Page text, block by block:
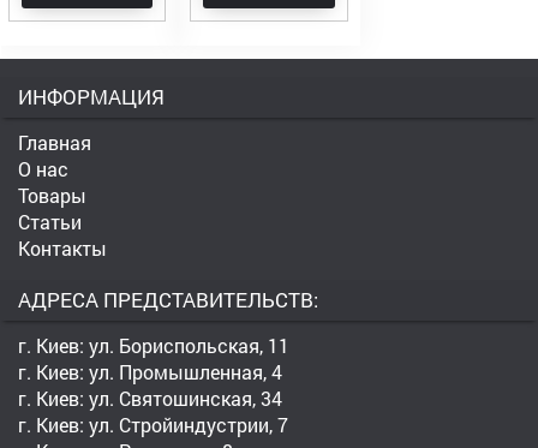
ИНФОРМАЦИЯ
Главная
О нас
Товары
Статьи
Контакты
АДРЕСА ПРЕДСТАВИТЕЛЬСТВ:
г. Киев: ул. Бориспольская, 11
г. Киев: ул. Промышленная, 4
г. Киев: ул. Святошинская, 34
г. Киев: ул. Стройиндустрии, 7